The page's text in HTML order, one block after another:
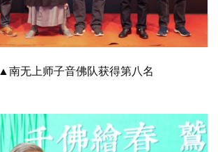
▲南无上师子音佛队获得第八名